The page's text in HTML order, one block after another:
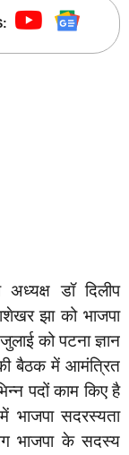
डॉ दिलीप
झा को भाजपा
को पटना ज्ञान
बैठक में आमंत्रित
पदों काम किए है
भाजपा सदरस्यता
भाजपा के सदस्य